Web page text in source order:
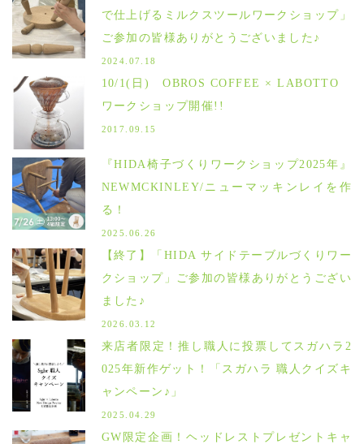
で仕上げるミルクスツールワークショップ」
ご参加の皆様ありがとうございました♪
2024.07.18
10/1(日) OBROS COFFEE × LABOTTO
ワークショップ開催!!
2017.09.15
『HIDA椅子づくりワークショップ2025年』
NEWMCKINLEY/ニューマッキンレイを作
る！
2025.06.26
【終了】「HIDA サイドテーブルづくりワー
クショップ」ご参加の皆様ありがとうござい
ました♪
2026.03.12
来店者限定！推し職人に投票してスガハラ2
025年新作ゲット！「スガハラ 職人クイズキ
ャンペーン♪」
2025.04.29
GW限定企画！ヘッドレストプレゼントキャ